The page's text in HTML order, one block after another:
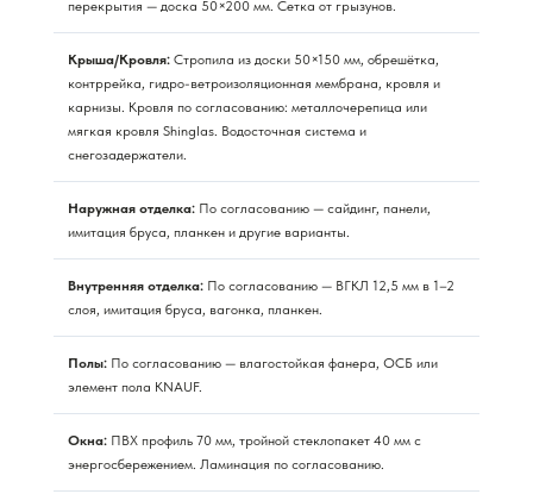
перекрытия — доска 50×200 мм. Сетка от грызунов.
Крыша/Кровля: Стропила из доски 50×150 мм, обрешётка,
контррейка, гидро-ветроизоляционная мембрана, кровля и
карнизы. Кровля по согласованию: металлочерепица или
мягкая кровля Shinglas. Водосточная система и
снегозадержатели.
Наружная отделка: По согласованию — сайдинг, панели,
имитация бруса, планкен и другие варианты.
Внутренняя отделка: По согласованию — ВГКЛ 12,5 мм в 1–2
слоя, имитация бруса, вагонка, планкен.
Полы: По согласованию — влагостойкая фанера, ОСБ или
элемент пола KNAUF.
Окна: ПВХ профиль 70 мм, тройной стеклопакет 40 мм с
энергосбережением. Ламинация по согласованию.